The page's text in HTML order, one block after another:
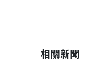
相關新聞